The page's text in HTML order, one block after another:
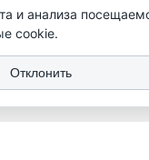
и анализа
cookie.
Отклонить